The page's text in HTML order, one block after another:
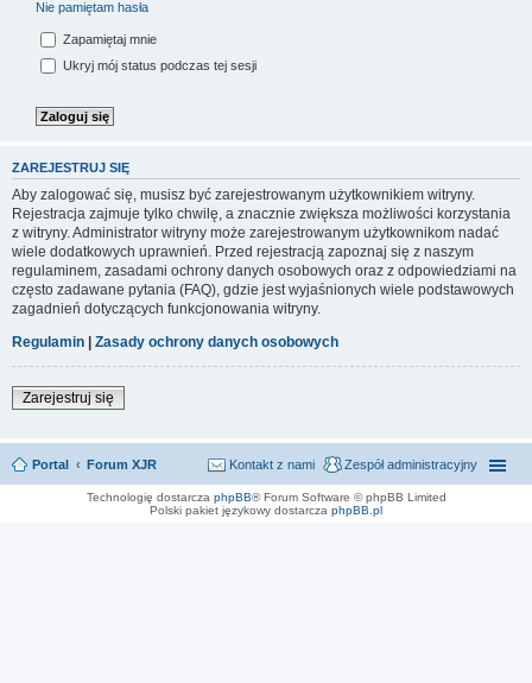
Nie pamiętam hasła
Zapamiętaj mnie
Ukryj mój status podczas tej sesji
ZAREJESTRUJ SIĘ
Aby zalogować się, musisz być zarejestrowanym użytkownikiem witryny.
Rejestracja zajmuje tylko chwilę, a znacznie zwiększa możliwości korzystania
z witryny. Administrator witryny może zarejestrowanym użytkownikom nadać
wiele dodatkowych uprawnień. Przed rejestracją zapoznaj się z naszym
regulaminem, zasadami ochrony danych osobowych oraz z odpowiedziami na
często zadawane pytania (FAQ), gdzie jest wyjaśnionych wiele podstawowych
zagadnień dotyczących funkcjonowania witryny.
Regulamin
Zasady ochrony danych osobowych
Zarejestruj się
Portal Forum XJR Zespół administracyjny
Kontakt z nami
Technologię dostarcza phpBB® Forum Software © phpBB Limited
Polski pakiet językowy dostarcza phpBB.pl